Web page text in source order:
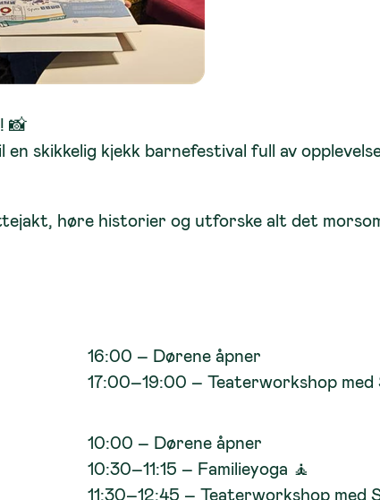
📸
skikkelig kjekk barnefestival full av
høre historier og utforske alt det
16:00 – Dørene åpner
17:00–19:00 – Teaterworkshop
10:00 – Dørene åpner
10:30–11:15 – Familieyoga 🧘
11:30–12:45 – Teaterworkshop